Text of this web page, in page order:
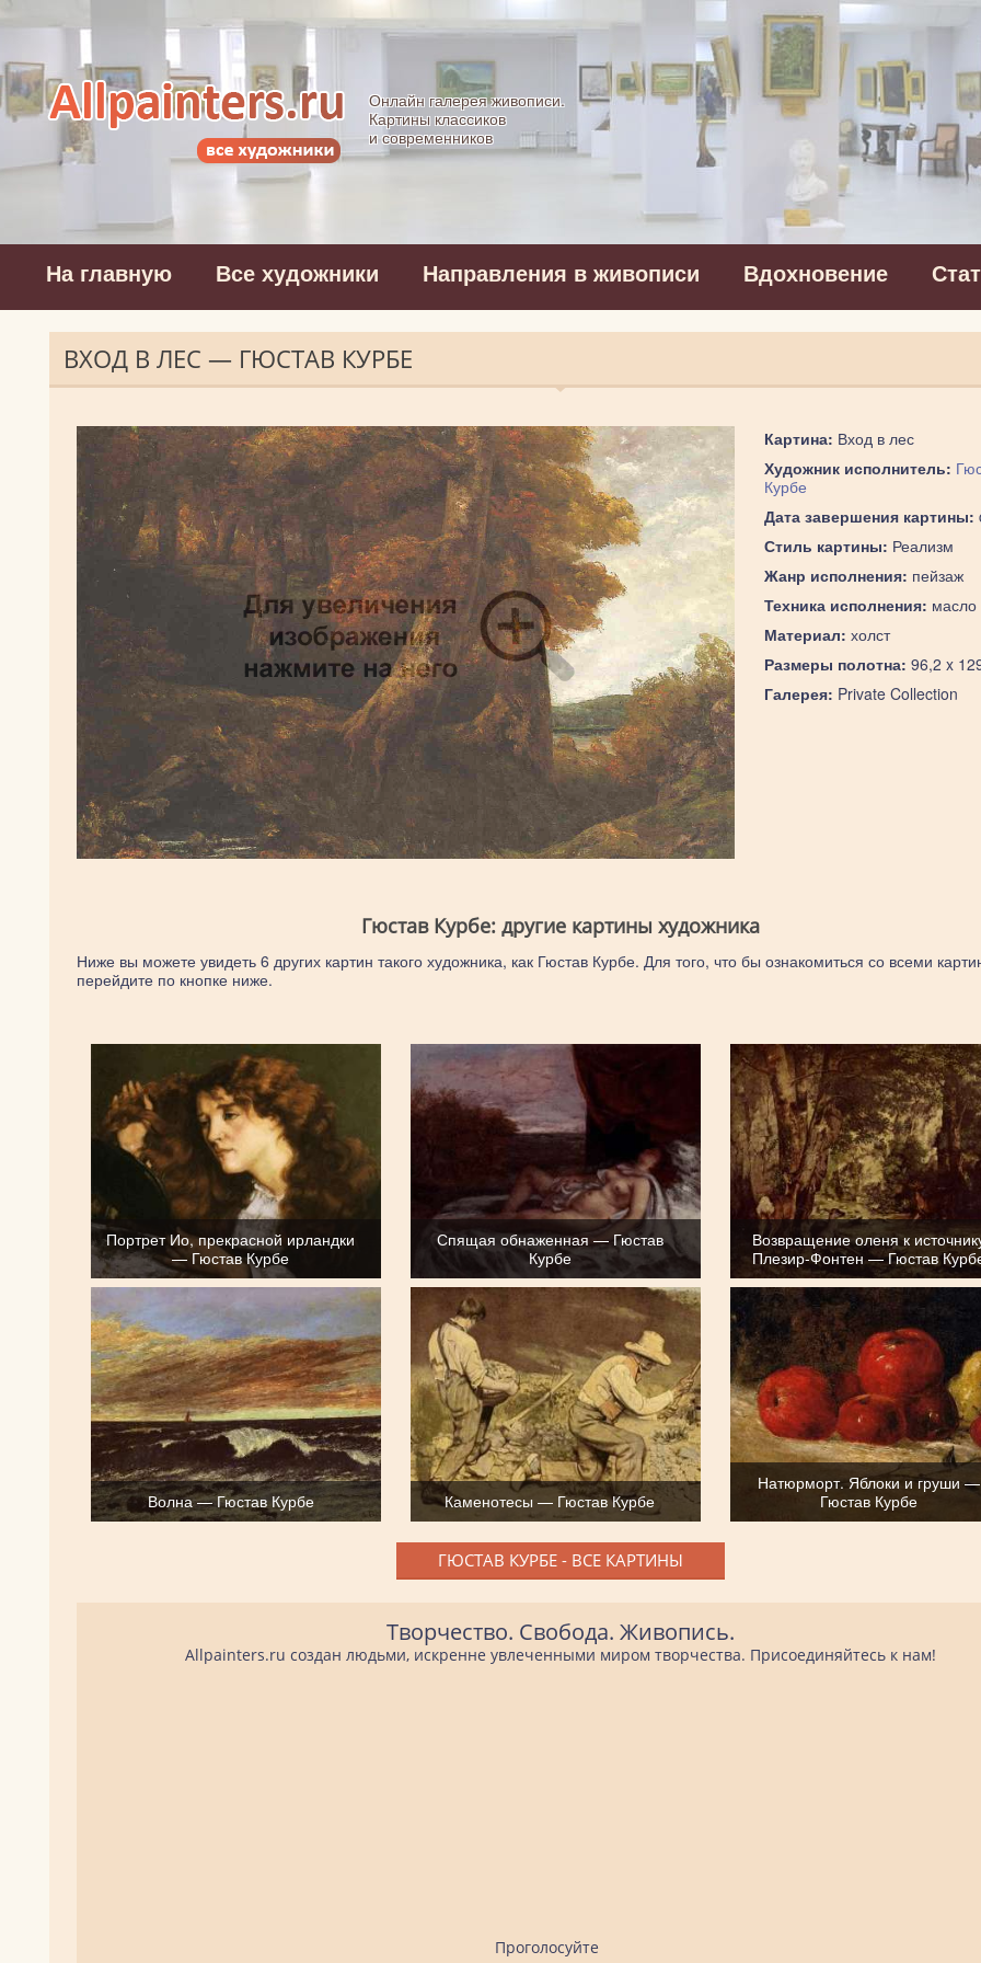
Allpainters.ru - картинная галерея
Онлайн галерея живописи.
Картины классиков
и современников
На главную Все художники Направления в живописи Вдохновение
ВХОД В ЛЕС — ГЮСТАВ КУРБЕ
Картина: Вход в лес
Художник исполнитель:
Курбе
Дата завершения картины:
Стиль картины: Реализм
Жанр исполнения: пейзаж
Техника исполнения: масло
Материал: холст
Размеры полотна: 96,2 x
Галерея: Private Collection
Гюстав Курбе: другие картины художника
Ниже вы можете увидеть 6 других картин такого художника, как Гюстав Курбе. Для того, что бы ознакомиться со всеми
перейдите по кнопке ниже.
Портрет Ио, прекрасной ирландки
— Гюстав Курбе
Спящая обнаженная — Гюстав
Курбе
Возвращение оленя к
Плезир-Фонтен — Гюстав
Волна — Гюстав Курбе Каменотесы — Гюстав Курбе
Натюрморт. Яблоки и груши —
Гюстав Курбе
ГЮСТАВ КУРБЕ - ВСЕ КАРТИНЫ
Творчество. Свобода. Живопись.
Allpainters.ru создан людьми, искренне увлеченными миром творчества. Присоединяйтесь к нам!
Проголосуйте